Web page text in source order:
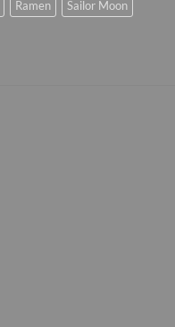
Ramen
Sailor Moon